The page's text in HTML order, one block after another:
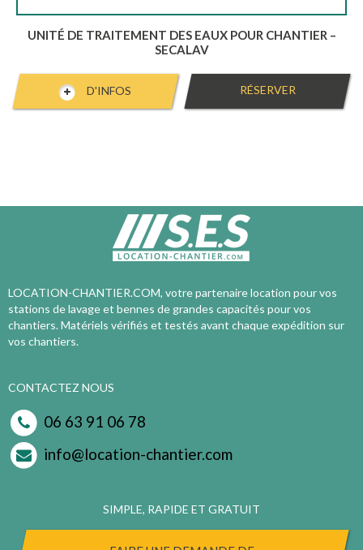
UNITÉ DE TRAITEMENT DES EAUX POUR CHANTIER –
SECALAV
D'INFOS RÉSERVER
LOCATION-CHANTIER.COM, votre partenaire location pour vos
stations de lavage et bennes de grandes capacités pour vos
chantiers. Matériels vérifiés et testés avant chaque expédition sur
vos chantiers.
CONTACTEZ NOUS
06 63 91 06 78
info@location-chantier.com
SIMPLE, RAPIDE ET GRATUIT